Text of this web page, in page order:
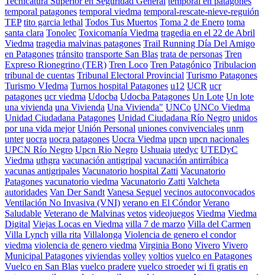
temporal patagones temporal viedma temporal-rescate-nieve-reguión
TEP tito garcia lethal Todos Tus Muertos Toma 2 de Enero toma
santa clara Tonolec Toxicomanía Viedma tragedia en el 22 de Abril
Viedma tragedia malvinas patagones Trail Running Día Del Amigo
en Patagones tránsito transporte San Blas trata de personas Tren
Expreso Rionegrino (TER) Tren Loco Tren Patagónico Tribulacion
tribunal de cuentas Tribunal Electoral Provincial Turismo Patagones
Turismo VIedma Turnos hospital Patagones u12 UCR ucr
patagones ucr viedma Udocba Udocba Patagones Un Lote Un lote
una vivienda una Vivienda Una Vivienda" UNCo UNCo Viedma
Unidad Ciudadana Patagones Unidad Ciudadana Río Negro unidos
por una vida mejor Unión Personal uniones convivenciales unrn
unter uocra uocra patagones Uocra Viedma upcn upcn nacionales
UPCN Río Negro Upcn Rio Negro Ushuaia utedyc UTEDyC
Viedma uthgra vacunación antigripal vacunación antirrábica
vacunas antigripales Vacunatorio hospital Zatti Vacunatorio
Patagones vacunatorio viedma Vacunatorio Zatti Valcheta
autoridades Van Der Sandt Vanesa Seguel vecinos autoconvocados
Ventilación No Invasiva (VNI) verano en El Cóndor Verano
Saludable Veterano de Malvinas vetos videojuegos Viedma Viedma
Digital Viejas Locas en Viedma villa 7 de marzo Villa del Carmen
Villa Lynch villa rita Villalonga Violencia de genero el condor
viedma violencia de genero viedma Virginia Bono Vivero Vivero
Municipal Patagones viviendas volley voltios vuelco en Patagones
Vuelco en San Blas vuelco pradere vuelco stroeder wi fi gratis en